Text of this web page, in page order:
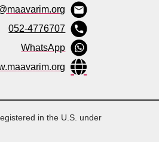
052-4776707
WhatsApp
in the U.S. under